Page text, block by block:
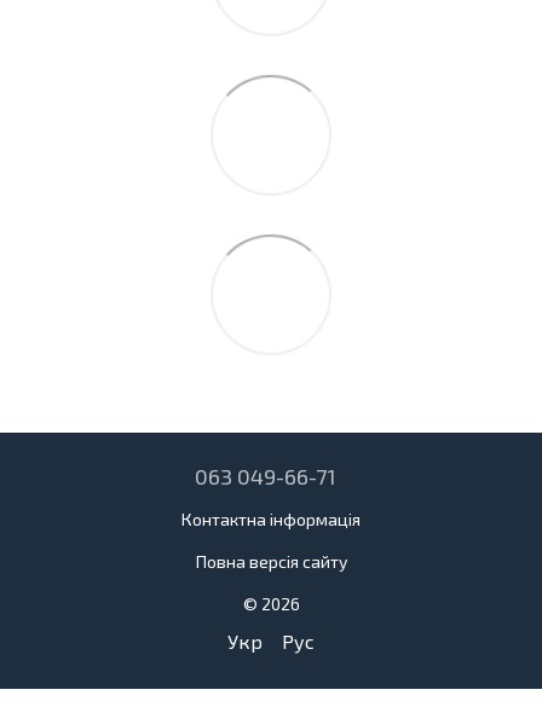
063 049-66-71
Контактна інформація
Повна версія сайту
© 2026
Укр Рус